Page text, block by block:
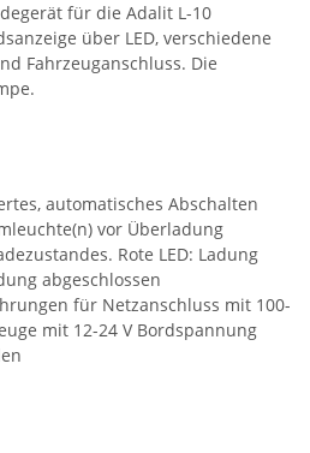
für die Adalit L-10
über LED, verschiedene
Fahrzeuganschluss. Die
automatisches Abschalten
vor Überladung
Rote LED: Ladung
abgeschlossen
für Netzanschluss mit 100-
mit 12-24 V Bordspannung